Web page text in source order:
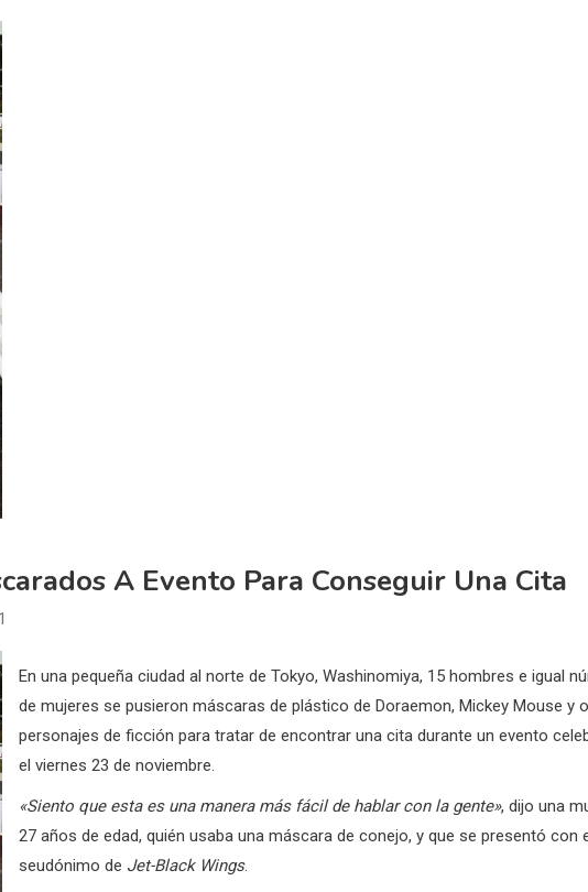
A Evento Para Conseguir Una Cita
1
En una pequeña ciudad al norte de Tokyo, Washinomiya, 15 hombres e igual
de mujeres se pusieron máscaras de plástico de Doraemon, Mickey Mouse y
personajes de ficción para tratar de encontrar una cita durante un evento
el viernes 23 de noviembre.
«Siento que esta es una manera más fácil de hablar con la gente», dijo una
27 años de edad, quién usaba una máscara de conejo, y que se presentó con
seudónimo de Jet-Black Wings.